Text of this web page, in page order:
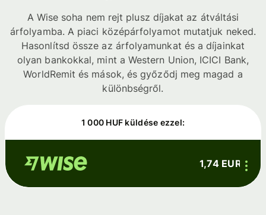
A Wise soha nem rejt plusz díjakat az átváltási
árfolyamba. A piaci középárfolyamot mutatjuk neked.
Hasonlítsd össze az árfolyamunkat és a díjainkat
olyan bankokkal, mint a Western Union, ICICI Bank,
WorldRemit és mások, és győződj meg magad a
különbségről.
1 000 HUF küldése ezzel:
1,74 EUR